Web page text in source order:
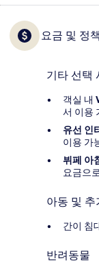
요금 및 정책
기타 선택
객실 내
서 이용
유선 인
이용 가
뷔페 아
요금으
아동 및 추
간이 침
반려동물